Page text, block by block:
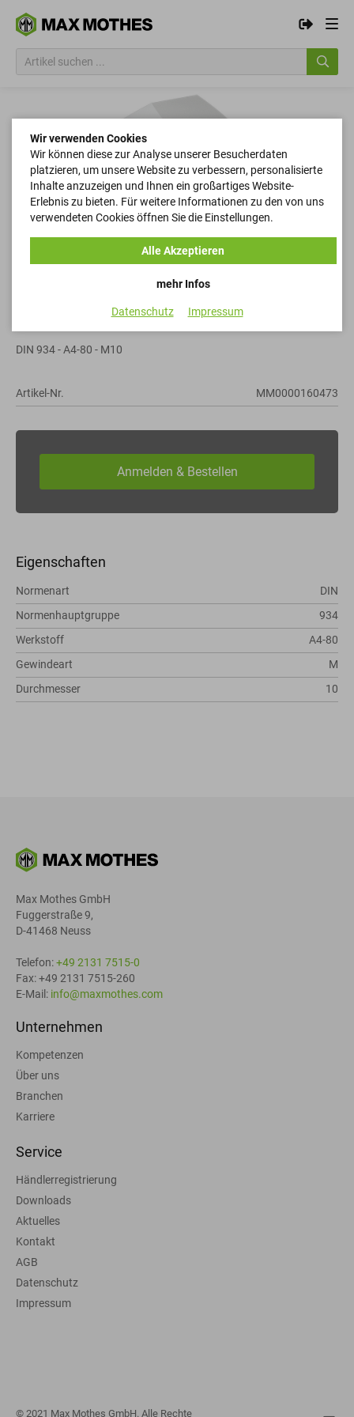
Sechskantmuttern
DIN 934 - A4-80 - M10
Artikel-Nr. MM0000160473
Eigenschaften
Normenart
DIN
Normenhauptgruppe
934
Werkstoff
A4-80
Gewindeart
M
Durchmesser
10
Max Mothes GmbH
Fuggerstraße 9,
D-41468 Neuss
Telefon:+49 2131 7515-0
Fax: +49 2131 7515-260
E-Mail: info@maxmothes.com
Unternehmen
Kompetenzen
Über uns
Branchen
Karriere
Service
Händlerregistrierung
Downloads
Aktuelles
Kontakt
AGB
Datenschutz
Impressum
© 2021 Max Mothes GmbH. Alle Rechte
Wir verwenden Cookies
Wir können diese zur Analyse unserer Besucherdaten
platzieren, um unsere Website zu verbessern, personalisierte
Inhalte anzuzeigen und Ihnen ein großartiges Website-
Erlebnis zu bieten. Für weitere Informationen zu den von uns
verwendeten Cookies öffnen Sie die Einstellungen.
mehr Infos
Alle Akzeptieren
Datenschutz Impressum